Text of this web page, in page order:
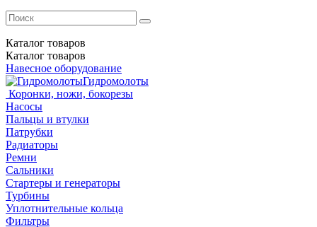
Каталог товаров
Каталог товаров
Навесное оборудование
Гидромолоты
Коронки, ножи, бокорезы
Насосы
Пальцы и втулки
Патрубки
Радиаторы
Ремни
Сальники
Стартеры и генераторы
Турбины
Уплотнительные кольца
Фильтры